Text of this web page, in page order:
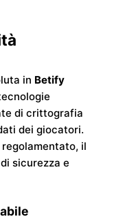
in Betify
di crittografia
dei giocatori.
il
sicurezza e